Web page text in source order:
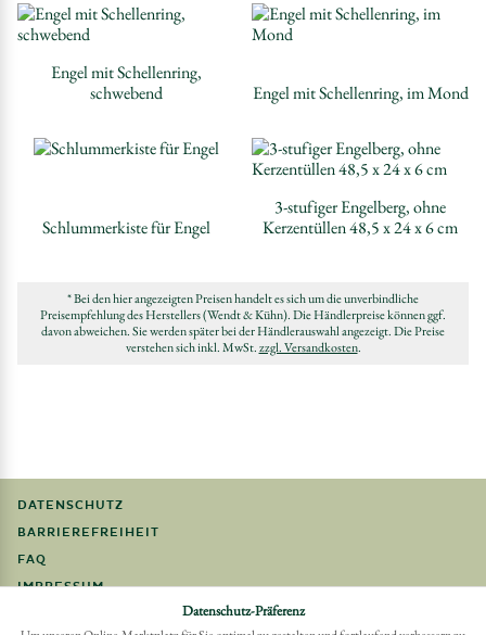
Engel mit Schellenring,
schwebend
Engel mit Schellenring, im Mond
Schlummerkiste für Engel
3-stufiger Engelberg, ohne
Kerzentüllen 48,5 x 24 x 6 cm
* Bei den hier angezeigten Preisen handelt es sich um die unverbindliche
Preisempfehlung des Herstellers (Wendt & Kühn). Die Händlerpreise können ggf.
davon abweichen. Sie werden später bei der Händlerauswahl angezeigt. Die Preise
verstehen sich inkl. MwSt.zzgl. Versandkosten.
DATENSCHUTZ
BARRIEREFREIHEIT
FAQ
IMPRESSUM
Datenschutz-Präferenz